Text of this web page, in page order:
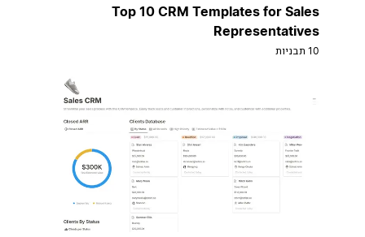
Top 10 CRM Templates for Sales
Representatives